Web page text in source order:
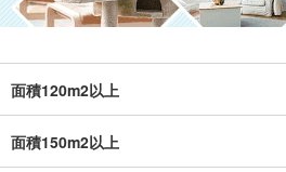
面積120m2以上
面積150m2以上